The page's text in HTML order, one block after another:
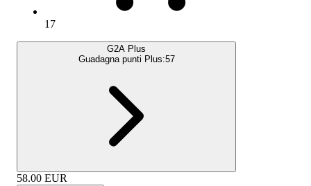
17
G2A Plus
Guadagna punti Plus:57
58.00 EUR